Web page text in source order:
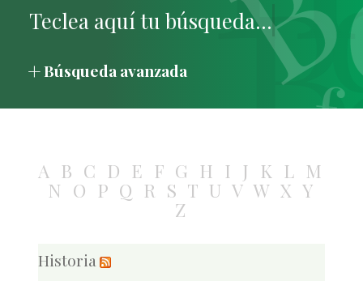
Búsqueda avanzada
A B C D E F G H I J K L M
N O P Q R S T U V W X Y
Z
Historia